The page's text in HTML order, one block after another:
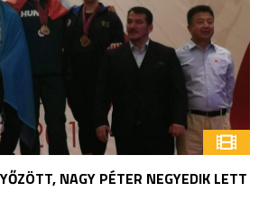
NAGY PÉTER NEGYEDIK LETT